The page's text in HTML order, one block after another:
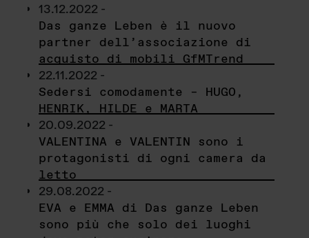
13.12.2022 -
Das ganze Leben è il nuovo
partner dell’associazione di
acquisto di mobili GfMTrend
22.11.2022 -
Sedersi comodamente – HUGO,
HENRIK, HILDE e MARTA
20.09.2022 -
VALENTINA e VALENTIN sono i
protagonisti di ogni camera da
letto
29.08.2022 -
EVA e EMMA di Das ganze Leben
sono più che solo dei luoghi